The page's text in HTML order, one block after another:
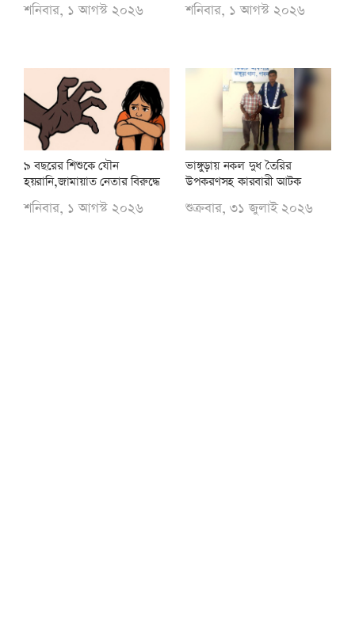
শনিবার, ১ আগস্ট ২০২৬ শনিবার, ১ আগস্ট ২০২৬
৯ বছরের শিশুকে যৌন
হয়রানি,জামায়াত নেতার বিরুদ্ধে
শনিবার, ১ আগস্ট ২০২৬
ভাঙ্গুড়ায় নকল দুধ তৈরির
উপকরণসহ কারবারী আটক
শুক্রবার, ৩১ জুলাই ২০২৬